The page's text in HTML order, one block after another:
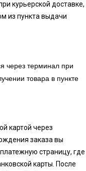
курьерской доставке,
из пункта выдачи
через терминал при
товара в пункте
картой через
заказа вы
страницу, где
карты. После